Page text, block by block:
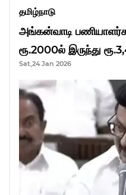
தமிழ்நாடு
அங்கன்வாடி
ரூ.2000ல் இருந்து
முதல்வர் மு.க.ஸ்டாலின்..!
Sat,24 Jan 2026